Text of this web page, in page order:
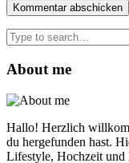
Search
for:
About me
Hallo! Herzlich
du hergefunden hast.
Lifestyle, Hochzeit und